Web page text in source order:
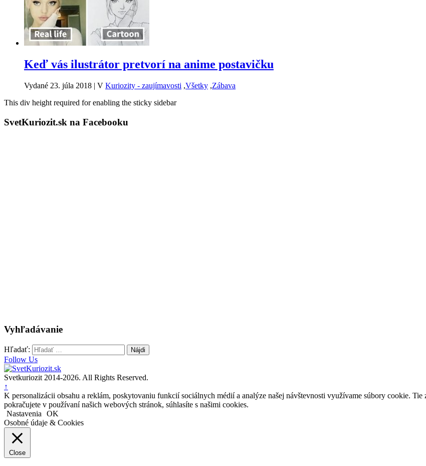
Keď vás ilustrátor pretvorí na anime postavičku
Vydané 23. júla 2018 | V Kuriozity - zaujímavosti ,Všetky ,Zábava
This div height required for enabling the sticky sidebar
SvetKuriozit.sk na Facebooku
Vyhľadávanie
Hľadať:
Follow Us
Svetkuriozit 2014-2026. All Rights Reserved.
↑
K personalizácii obsahu a reklám, poskytovaniu funkcií sociálnych médií a analýze našej návštevnosti využívame súbory cookie.
pokračujete v používaní našich webových stránok, súhlasíte s našimi cookies.
Nastavenia
OK
Osobné údaje & Cookies
Close